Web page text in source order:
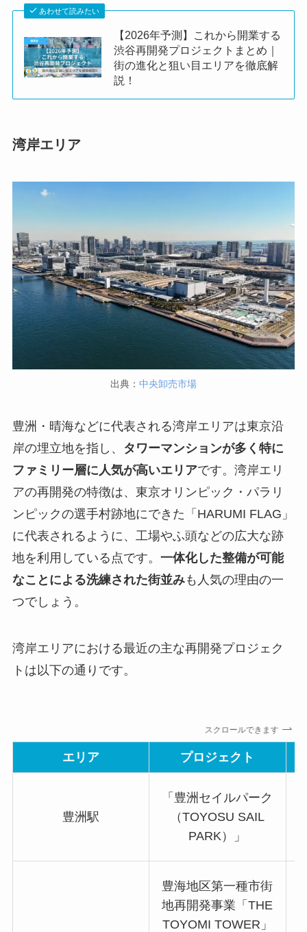
あわせて読みたい
【2026年予測】これから開業する
渋谷再開発プロジェクトまとめ｜
街の進化と狙い目エリアを徹底解
説！
湾岸エリア
出典： 中央卸売市場
豊洲・晴海などに代表される湾岸エリアは東京沿
岸の埋立地を指し、
タワーマンションが多く特に
ファミリー層に人気が高いエリアです。湾岸エリ
アの再開発の特徴は、東京オリンピック・パラリ
ンピックの選手村跡地にできた「HARUMI FLAG」
に代表されるように、工場やふ頭などの広大な跡
地を利用している点です。 一体化した整備が可能
なことによる洗練された街並みも人気の理由の一
つでしょう。
湾岸エリアにおける最近の主な再開発プロジェク
トは以下の通りです。
スクロールできます
エリア プロジェクト
豊洲駅
「豊洲セイルパーク
（TOYOSU SAIL
PARK）」
豊海地区第一種市街
地再開発事業「THE
TOYOMI TOWER」